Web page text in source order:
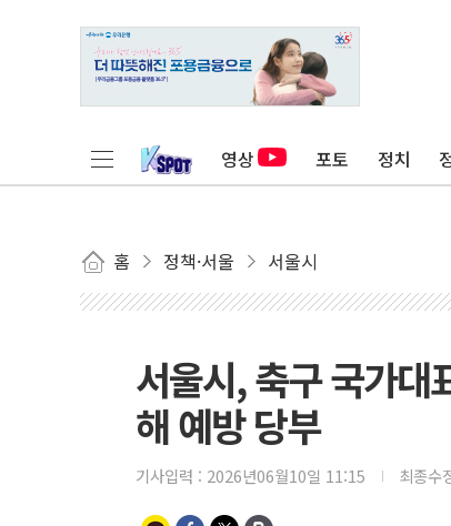
영상 포토 정치
홈 정책·서울 서울시
서울시, 축구 국가대
해 예방 당부
기사입력 : 2026년06월10일 11:15 최종수